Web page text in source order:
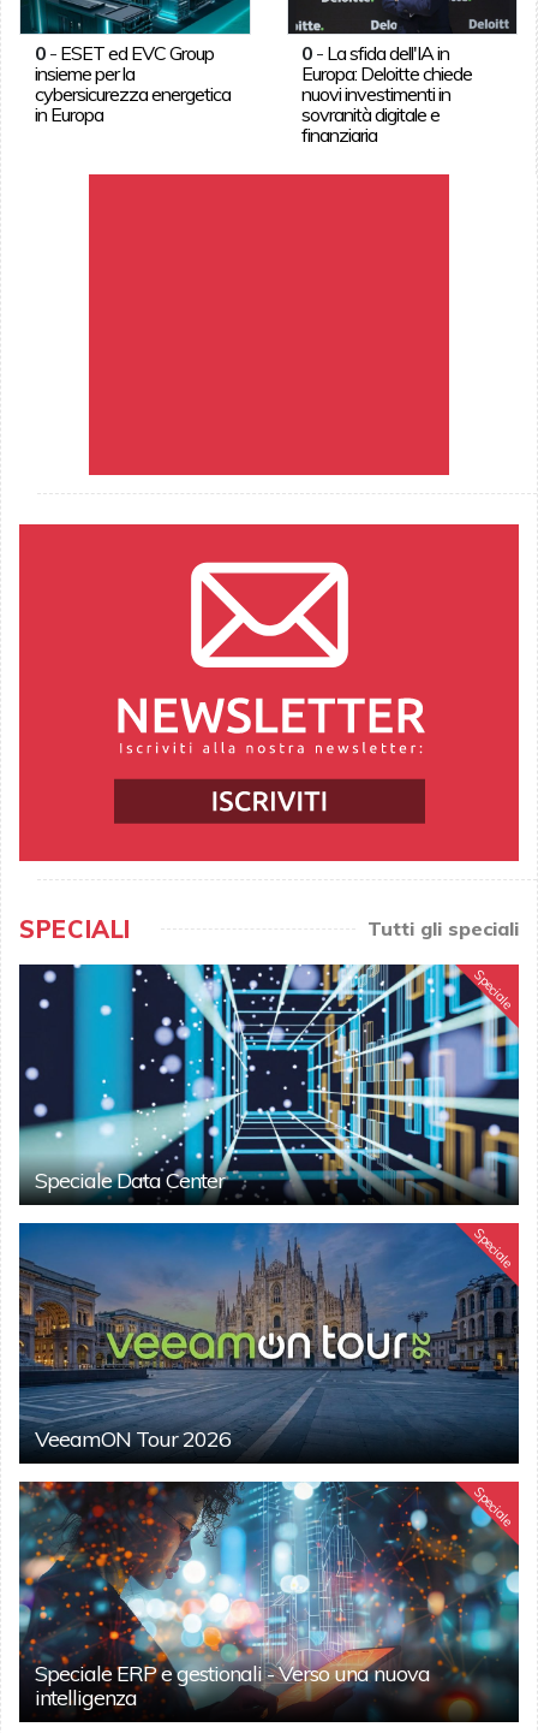
0- ESET ed EVC Group
insieme per la
cybersicurezza energetica
in Europa
0 - La sfida dell'IA in
Europa: Deloitte chiede
nuovi investimenti in
sovranità digitale e
finanziaria
SPECIALI Tutti gli speciali
Speciale
Speciale Data Center
Speciale
VeeamON Tour 2026
Speciale
Speciale ERP e gestionali - Verso una nuova
intelligenza